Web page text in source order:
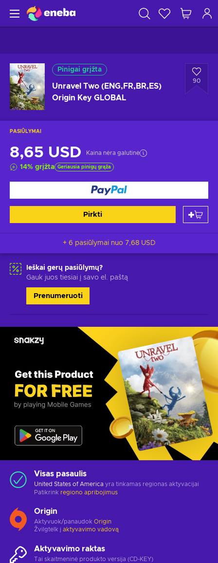
Pinigai grįžta
Unravel Two (ENG,FR,BR,ES)
Origin Key GLOBAL
90
PASIŪLYMAI
8,65 USD Kaina nėra galutinė
14% grįžta Geriausia pinigų grąža
Pirkti
+ 6 pasiūlymai nuo 7,68 USD
Ieškai gerų pasiūlymų?
Gauk juos tiesiai į savo el. paštą
Prenumeruoti
Visas pasaulis
United States of America yra tinkamas regionas aktyvacijai
Patikrink regiono apribojimus
Origin
Aktyvuok/panaudok Origin
Žvilgtelk į aktyvavimo vadovą
Aktyvavimo raktas
Tai skaitmeninė produkto versija (CD-KEY)